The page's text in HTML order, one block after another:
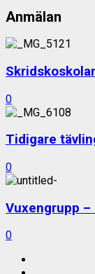
Anmälan
0
Tidigare
0
Vuxengrupp –
0